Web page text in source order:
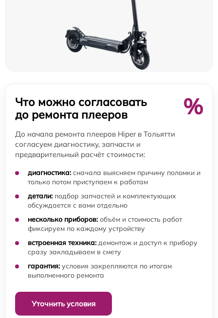
Что можно согласовать
до ремонта плееров
%
До начала ремонта плееров Hiper в Тольятти
согласуем диагностику, запчасти и
предварительный расчёт стоимости:
диагностика: сначала выясняем причину поломки и
только потом приступаем к работам
детали: подбор запчастей и комплектующих
обсуждается с вами отдельно
несколько приборов: объём и стоимость работ
фиксируем по каждому устройству
встроенная техника: демонтаж и доступ к прибору
сразу закладываем в смету
гарантия: условия закрепляются по итогам
выполненного ремонта
Уточнить условия